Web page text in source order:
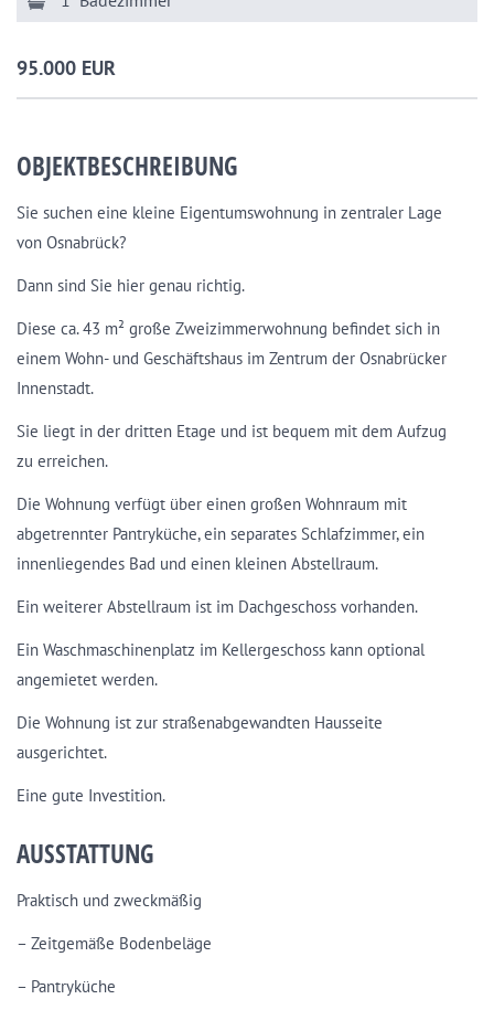
95.000 EUR
OBJEKTBESCHREIBUNG
Sie suchen eine kleine Eigentumswohnung in zentraler Lage
von Osnabrück?
Dann sind Sie hier genau richtig.
Diese ca. 43 m² große Zweizimmerwohnung befindet sich in
einem Wohn- und Geschäftshaus im Zentrum der Osnabrücker
Innenstadt.
Sie liegt in der dritten Etage und ist bequem mit dem Aufzug
zu erreichen.
Die Wohnung verfügt über einen großen Wohnraum mit
abgetrennter Pantryküche, ein separates Schlafzimmer, ein
innenliegendes Bad und einen kleinen Abstellraum.
Ein weiterer Abstellraum ist im Dachgeschoss vorhanden.
Ein Waschmaschinenplatz im Kellergeschoss kann optional
angemietet werden.
Die Wohnung ist zur straßenabgewandten Hausseite
ausgerichtet.
Eine gute Investition.
AUSSTATTUNG
Praktisch und zweckmäßig
– Zeitgemäße Bodenbeläge
– Pantryküche